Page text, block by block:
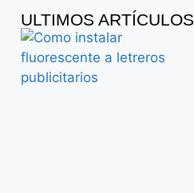
ULTIMOS ARTÍCULOS